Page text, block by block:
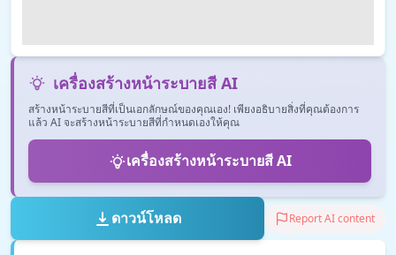
เครื่องสร้างหน้าระบายสี AI
สร้างหน้าระบายสีที่เป็นเอกลักษณ์ของคุณเอง! เพียงอธิบายสิ่งที่คุณต้องการ
แล้ว AI จะสร้างหน้าระบายสีที่กำหนดเองให้คุณ
เครื่องสร้างหน้าระบายสี AI
ดาวน์โหลด Report AI content